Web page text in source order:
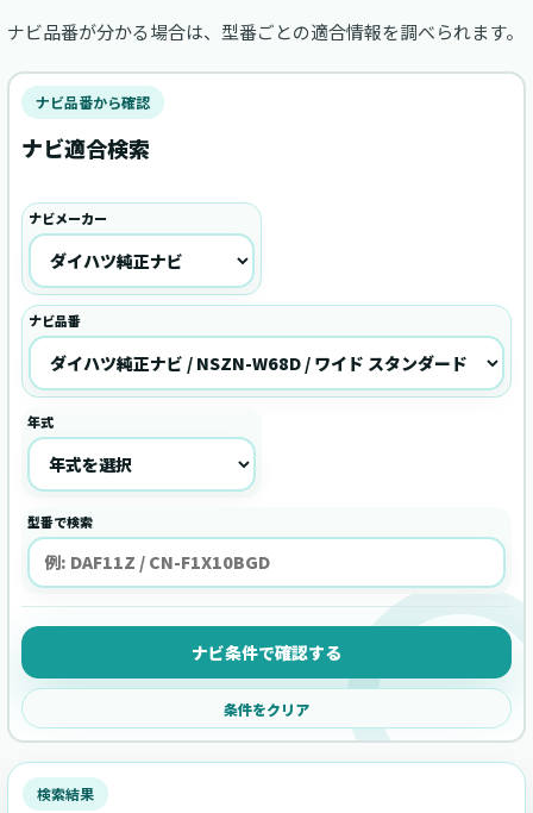
ナビ品番が分かる場合は、型番ごとの適合情報を調べられます。
ナビ品番から確認
ナビ適合検索
ナビメーカー
ナビ品番
年式
型番で検索
ナビ条件で確認する
条件をクリア
検索結果